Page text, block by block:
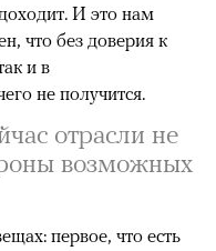
И это нам
что без доверия к
и в
не получится.
отрасли не
возможных
первое, что есть